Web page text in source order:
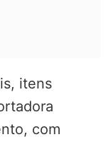
itens
com